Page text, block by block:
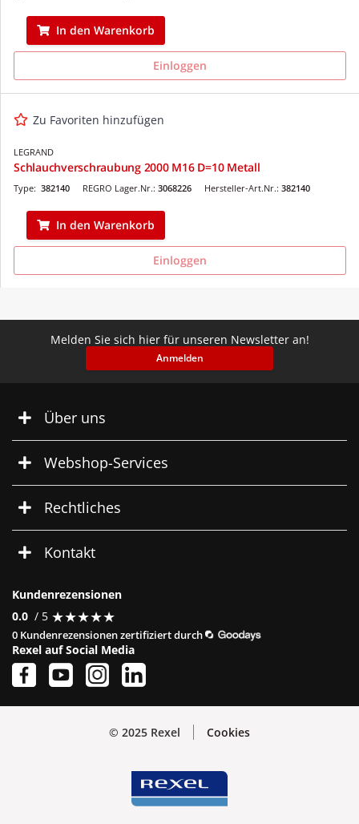
In den Warenkorb
Einloggen
Zu Favoriten hinzufügen
LEGRAND
Schlauchverschraubung 2000 M16 D=10 Metall
REGRO Lager.Nr.: 3068226
Type: 382140 Hersteller-Art.Nr.: 382140
In den Warenkorb
Einloggen
Melden Sie sich hier für unseren Newsletter an!
Anmelden
Über uns
Webshop-Services
Rechtliches
Kontakt
Kundenrezensionen
0.0 / 5 ★★★★★
★★★★★
0 Kundenrezensionen zertifiziert durch
Rexel auf Social Media
© 2025 Rexel Cookies